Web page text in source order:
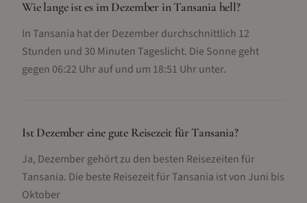
Wie lange ist es im Dezember in Tansania hell?
In Tansania hat der Dezember durchschnittlich 12
Stunden und 30 Minuten Tageslicht. Die Sonne geht
gegen 06:22 Uhr auf und um 18:51 Uhr unter.
Ist Dezember eine gute Reisezeit für Tansania?
Ja, Dezember gehört zu den besten Reisezeiten für
Tansania. Die beste Reisezeit für Tansania ist von Juni bis
Oktober